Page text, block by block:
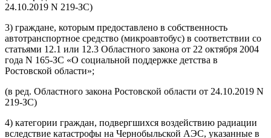
24.10.2019 N 219-ЗС)
3) граждане, которым предоставлено в собственность
автотранспортное средство (микроавтобус) в соответствии со
статьями 12.1 или 12.3 Областного закона от 22 октября 2004
года N 165-ЗС «О социальной поддержке детства в
Ростовской области»;
(в ред. Областного закона Ростовской области от 24.10.2019 N
219-ЗС)
4) категории граждан, подвергшихся воздействию радиации
вследствие катастрофы на Чернобыльской АЭС, указанные в